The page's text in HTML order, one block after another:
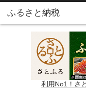
ふるさと納税
利用No1！さ